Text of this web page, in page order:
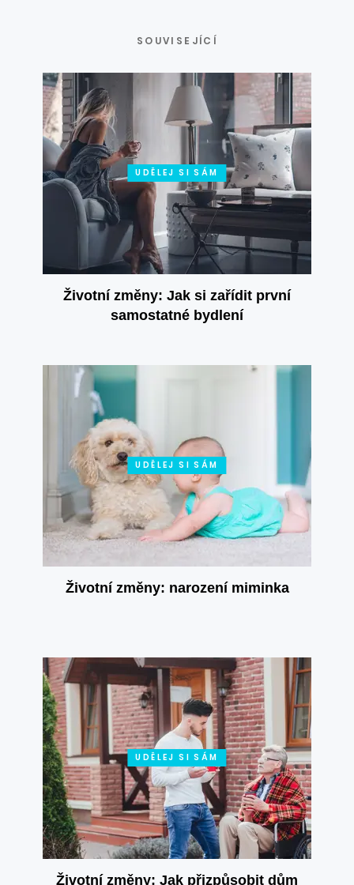
SOUVISEJÍCÍ
UDĚLEJ SI SÁM
Životní změny: Jak si zařídit první
samostatné bydlení
UDĚLEJ SI SÁM
Životní změny: narození miminka
UDĚLEJ SI SÁM
Životní změny: Jak přizpůsobit dům